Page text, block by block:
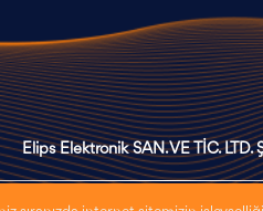
Elips Elektronik SAN. VE TİC. LTD.